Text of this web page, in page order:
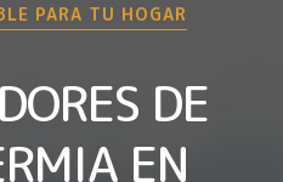
PARA TU HOGAR
DE
EN